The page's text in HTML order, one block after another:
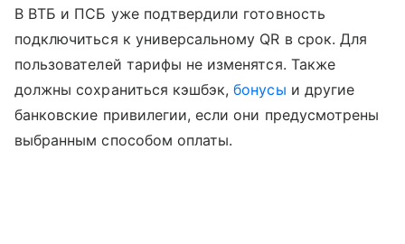
В ВТБ и ПСБ уже подтвердили готовность
подключиться к универсальному QR в срок. Для
пользователей тарифы не изменятся. Также
должны сохраниться кэшбэк,бонусы и другие
банковские привилегии, если они предусмотрены
выбранным способом оплаты.